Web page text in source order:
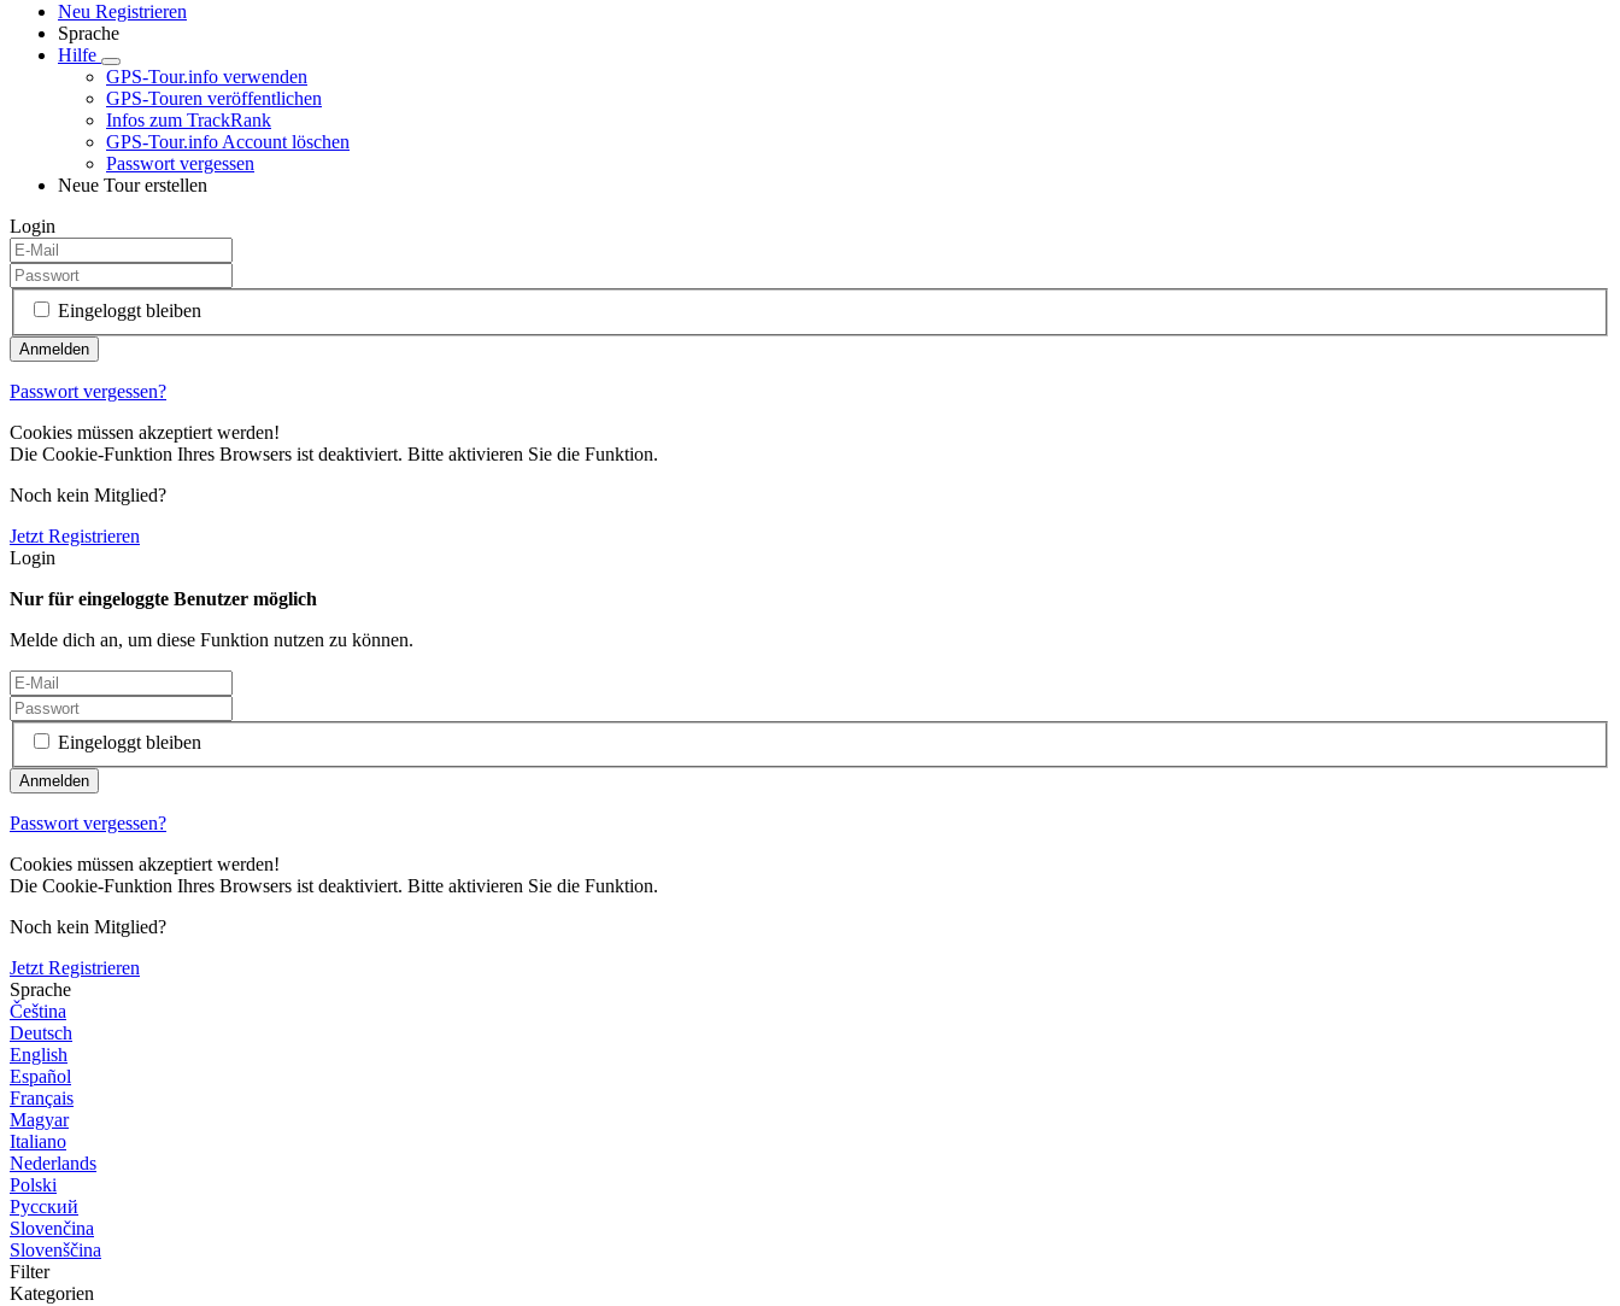
Neu Registrieren
Sprache
Hilfe
GPS-Tour.info verwenden
GPS-Touren veröffentlichen
Infos zum TrackRank
GPS-Tour.info Account löschen
Passwort vergessen
Neue Tour erstellen
Login
Eingeloggt bleiben
Passwort vergessen?
Cookies müssen akzeptiert werden!
Die Cookie-Funktion Ihres Browsers ist deaktiviert. Bitte aktivieren Sie die Funktion.
Noch kein Mitglied?
Jetzt Registrieren
Login
Nur für eingeloggte Benutzer möglich
Melde dich an, um diese Funktion nutzen zu können.
Eingeloggt bleiben
Passwort vergessen?
Cookies müssen akzeptiert werden!
Die Cookie-Funktion Ihres Browsers ist deaktiviert. Bitte aktivieren Sie die Funktion.
Noch kein Mitglied?
Jetzt Registrieren
Sprache
Čeština
Deutsch
English
Español
Français
Magyar
Italiano
Nederlands
Polski
Русский
Slovenčina
Slovenščina
Filter
Kategorien